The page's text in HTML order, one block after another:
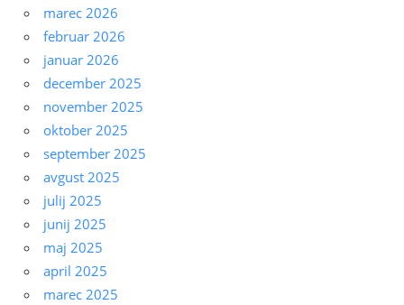
marec 2026
februar 2026
januar 2026
december 2025
november 2025
oktober 2025
september 2025
avgust 2025
julij 2025
junij 2025
maj 2025
april 2025
marec 2025